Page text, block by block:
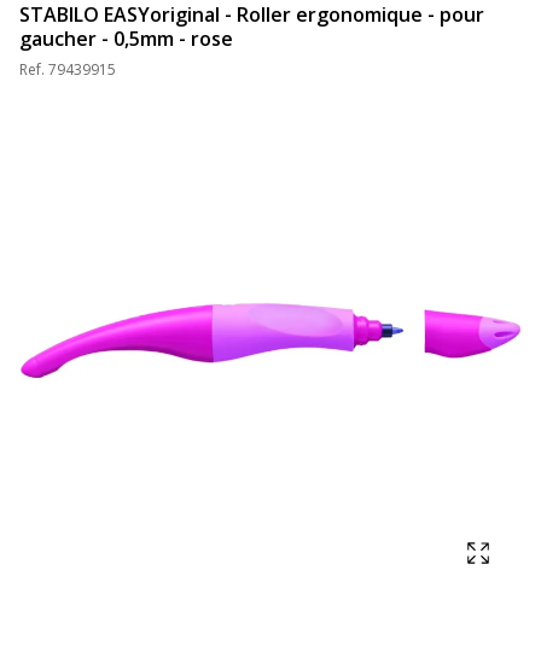
STABILO EASYoriginal - Roller ergonomique - pour
gaucher - 0,5mm - rose
Ref. 79439915